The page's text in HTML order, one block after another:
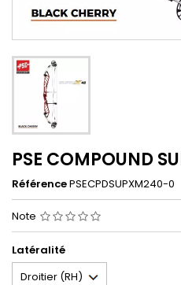
PSE COMPOUND
RéférencePSECPDSUPXM240-0
Note
Latéralité